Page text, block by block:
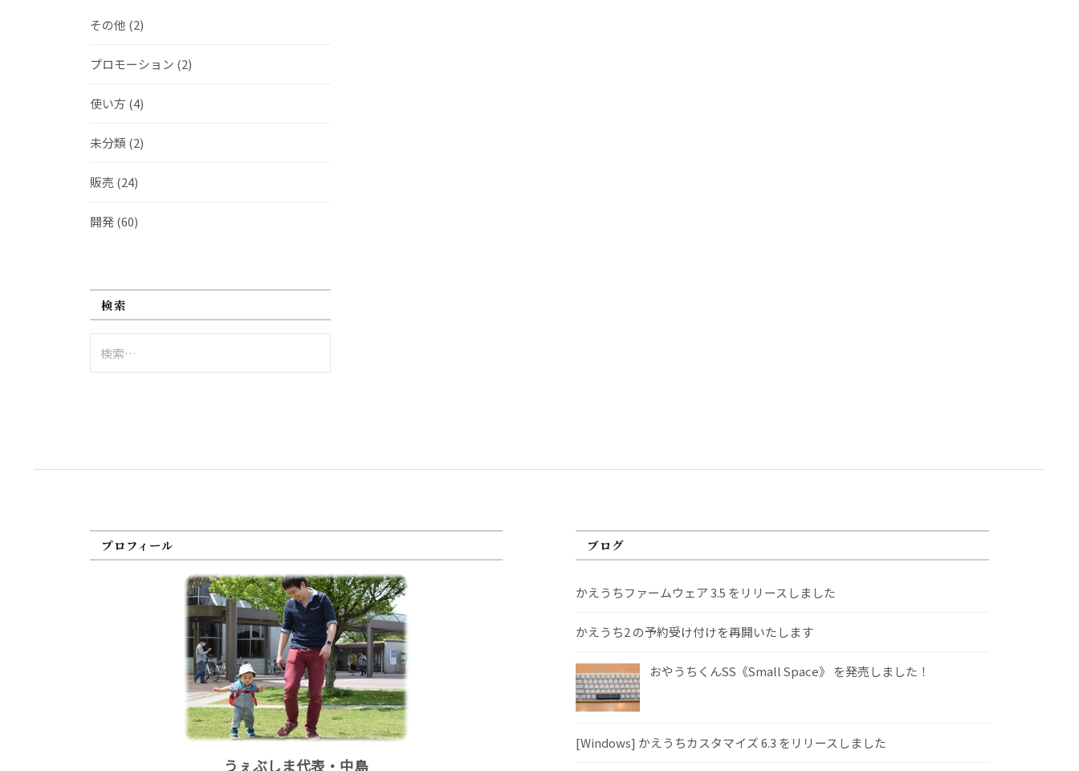
その他 (2)
プロモーション (2)
使い方 (4)
未分類 (2)
販売 (24)
開発(60)
検索
索:
プロフィール
うぇぶしま代表・中島
ブログ
かえうちファームウェア 3.5 をリリースしました
かえうち2 の予約受け付けを再開いたします
おやうちくんSS《Small Space》 を発売しました！
[Windows] かえうちカスタマイズ 6.3 をリリースしました